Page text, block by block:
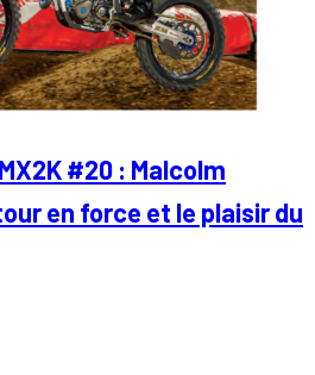
#20 : Malcolm
en force et le plaisir du